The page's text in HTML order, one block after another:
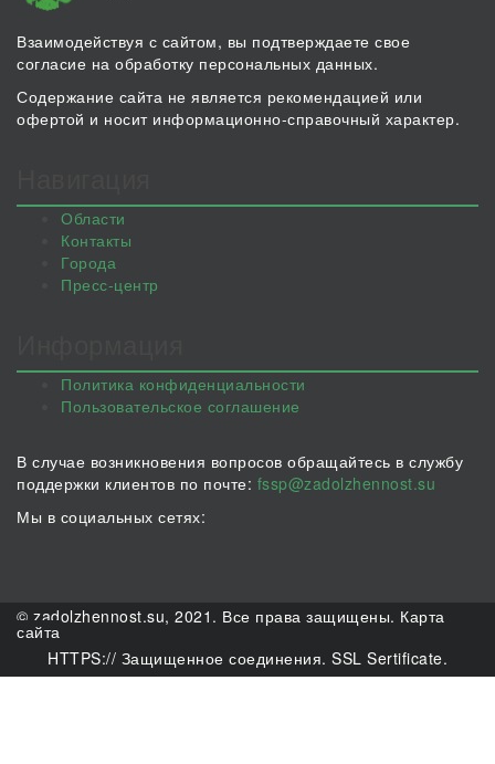
Взаимодействуя с сайтом, вы подтверждаете свое
согласие на обработку персональных данных.
Содержание сайта не является рекомендацией или
офертой и носит информационно-справочный характер.
Области
Контакты
Города
Пресс-центр
Политика конфиденциальности
Пользовательское соглашение
В случае возникновения вопросов обращайтесь в службу
поддержки клиентов по почте: fssp@zadolzhennost.su
Мы в социальных сетях:
© zadolzhennost.su, 2021. Все права защищены. Карта
сайта
HTTPS:// Защищенное соединения. SSL Sertificate.